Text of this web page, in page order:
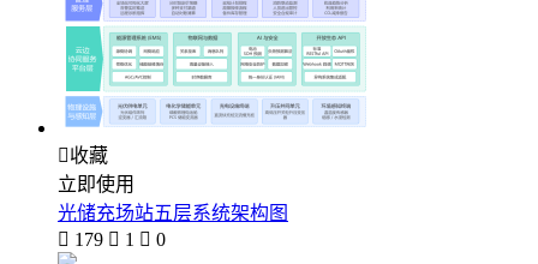
收藏
立即使用
光储充场站五层系统架构图
 179  1  0